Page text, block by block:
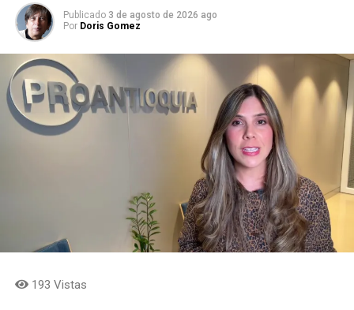
Publicado 3 de agosto de 2026 ago
Por Doris Gomez
193 Vistas